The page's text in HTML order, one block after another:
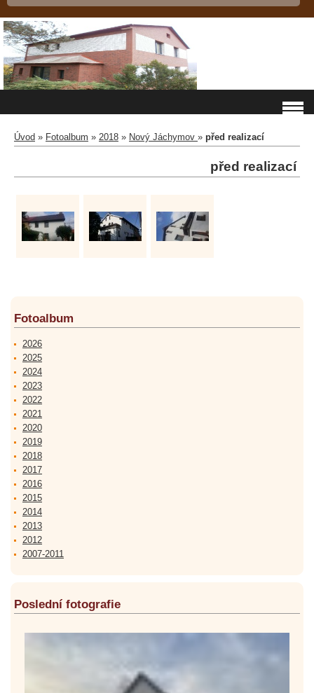
Úvod » Fotoalbum » 2018 » Nový Jáchymov » před realizací
před realizací
Fotoalbum
2026
2025
2024
2023
2022
2021
2020
2019
2018
2017
2016
2015
2014
2013
2012
2007-2011
Poslední fotografie